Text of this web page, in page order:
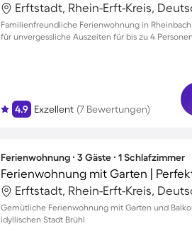
Erftstadt, Rhein-Erft-Kreis,
Familienfreundliche Ferienwohnung in
für unvergessliche Auszeiten für bis zu 4 Personen
4.9 Exzellent (7 Bewertungen)
Ferienwohnung ∙ 3 Gäste ∙ 1 Schlafzimmer
Erftstadt, Rhein-Erft-Kreis,
Gemütliche Ferienwohnung mit Garten und
idyllischen Stadt Brühl